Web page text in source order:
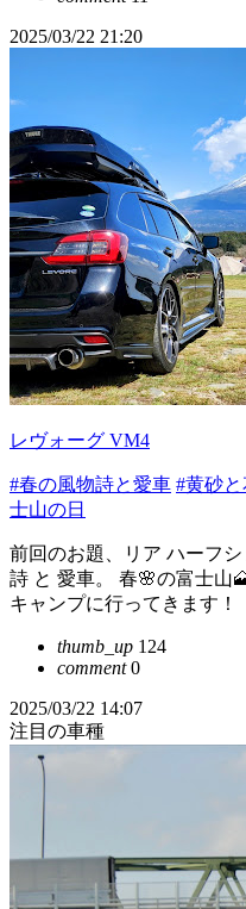
2025/03/22 21:20
レヴォーグ VM4
#春の風物詩と愛車 #黄砂
士山の日
前回のお題、リア ハーフ
詩 と 愛車。 春🌸の富士山
キャンプに行ってきます！
thumb_up 124
comment0
2025/03/22 14:07
注目の車種